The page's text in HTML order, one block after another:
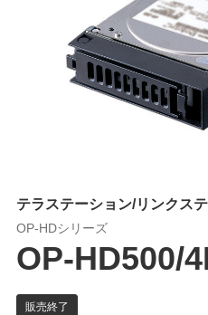
テラステーション/リンクス
OP-HDシリーズ
OP-HD500/